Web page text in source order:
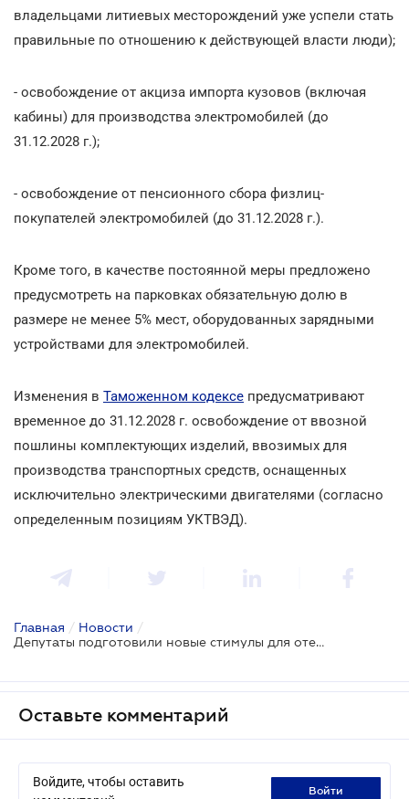
владельцами литиевых месторождений уже успели стать
правильные по отношению к действующей власти люди);
- освобождение от акциза импорта кузовов (включая
кабины) для производства электромобилей (до
31.12.2028 г.);
- освобождение от пенсионного сбора физлиц-
покупателей электромобилей (до 31.12.2028 г.).
Кроме того, в качестве постоянной меры предложено
предусмотреть на парковках обязательную долю в
размере не менее 5% мест, оборудованных зарядными
устройствами для электромобилей.
Изменения в Таможенном кодексе предусматривают
временное до 31.12.2028 г. освобождение от ввозной
пошлины комплектующих изделий, ввозимых для
производства транспортных средств, оснащенных
исключительно электрическими двигателями (согласно
определенным позициям УКТВЭД).
Главная / Новости /
Депутаты подготовили новые стимулы для отечественной сборки электромобилей и повышения потребительского спроса на них
Оставьте комментарий
Войдите, чтобы оставить
войти